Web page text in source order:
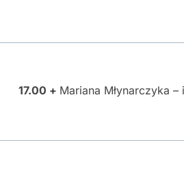
17.00 + Mariana Młynarczyka